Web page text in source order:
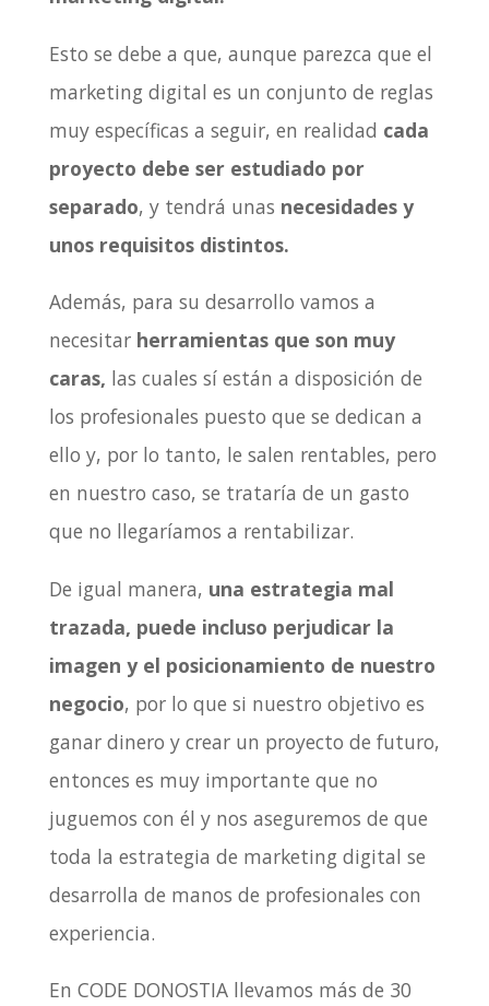
Esto se debe a que, aunque parezca que el
marketing digital es un conjunto de reglas
muy específicas a seguir, en realidad cada
proyecto debe ser estudiado por
separado, y tendrá unas necesidades y
unos requisitos distintos.
Además, para su desarrollo vamos a
necesitar herramientas que son muy
caras, las cuales sí están a disposición de
los profesionales puesto que se dedican a
ello y, por lo tanto, le salen rentables, pero
en nuestro caso, se trataría de un gasto
que no llegaríamos a rentabilizar.
De igual manera, una estrategia mal
trazada, puede incluso perjudicar la
imagen y el posicionamiento de nuestro
negocio, por lo que si nuestro objetivo es
ganar dinero y crear un proyecto de futuro,
entonces es muy importante que no
juguemos con él y nos aseguremos de que
toda la estrategia de marketing digital se
desarrolla de manos de profesionales con
experiencia.
En CODE DONOSTIA llevamos más de 30